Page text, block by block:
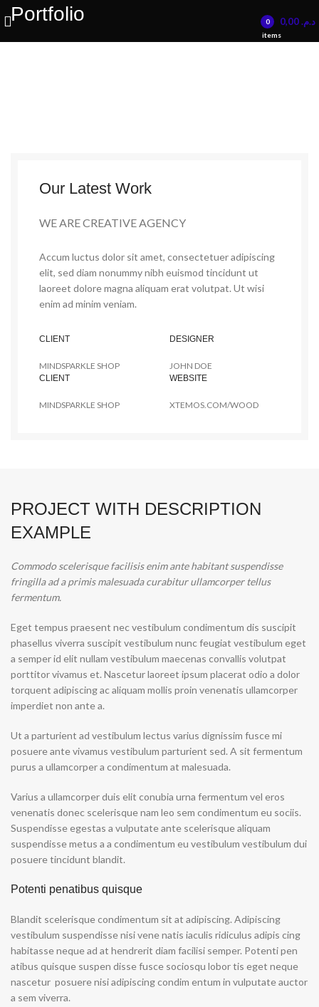
0
items
د.م. Portfolio
Our Latest Work
WE ARE CREATIVE AGENCY
Accum luctus dolor sit amet, consectetuer adipiscing
elit, sed diam nonummy nibh euismod tincidunt ut
laoreet dolore magna aliquam erat volutpat. Ut wisi
enim ad minim veniam.
CLIENT
MINDSPARKLE SHOP
DESIGNER
JOHN DOE
CLIENT
MINDSPARKLE SHOP
WEBSITE
XTEMOS.COM/WOOD
PROJECT WITH DESCRIPTION
EXAMPLE
Commodo scelerisque facilisis enim ante habitant suspendisse
fringilla ad a primis malesuada curabitur ullamcorper tellus
fermentum.
Eget tempus praesent nec vestibulum condimentum dis suscipit
phasellus viverra suscipit vestibulum nunc feugiat vestibulum eget
a semper id elit nullam vestibulum maecenas convallis volutpat
porttitor vivamus et. Nascetur laoreet ipsum placerat odio a dolor
torquent adipiscing ac aliquam mollis proin venenatis ullamcorper
imperdiet non ante a.
Ut a parturient ad vestibulum lectus varius dignissim fusce mi
posuere ante vivamus vestibulum parturient sed. A sit fermentum
purus a ullamcorper a condimentum at malesuada.
Varius a ullamcorper duis elit conubia urna fermentum vel eros
venenatis donec scelerisque nam leo sem condimentum eu sociis.
Suspendisse egestas a vulputate ante scelerisque aliquam
suspendisse metus a a condimentum eu vestibulum vestibulum dui
posuere tincidunt blandit.
Potenti penatibus quisque
Blandit scelerisque condimentum sit at adipiscing. Adipiscing
vestibulum suspendisse nisi vene natis iaculis ridiculus adipis cing
habitasse neque ad at hendrerit diam facilisi semper. Potenti pen
atibus quisque suspen disse fusce sociosqu lobor tis eget neque
nascetur posuere nisi adipiscing condim entum in vulputate auctor
a sem viverra.
Été 25% de réduction sur tous les produits de l'année dernière